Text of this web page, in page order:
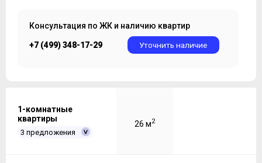
Консультация по ЖК и наличию квартир
+7 (499) 348-17-29 Уточнить наличие
1-комнатные
квартиры
3 предложения
26 м2